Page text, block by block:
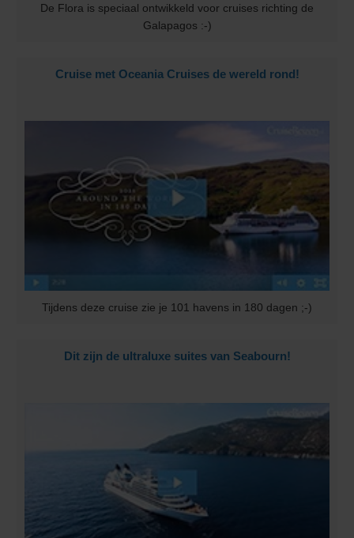
De Flora is speciaal ontwikkeld voor cruises richting de
Galapagos :-)
Cruise met Oceania Cruises de wereld rond!
Tijdens deze cruise zie je 101 havens in 180 dagen ;-)
Dit zijn de ultraluxe suites van Seabourn!